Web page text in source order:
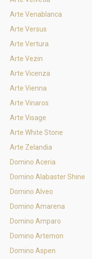
Arte Venablanca
Arte Versus
Arte Vertura
Arte Vezin
Arte Vicenza
Arte Vienna
Arte Vinaros
Arte Visage
Arte White Stone
Arte Zelandia
Domino Aceria
Domino Alabaster Shine
Domino Alveo
Domino Amarena
Domino Amparo
Domino Artemon
Domino Aspen